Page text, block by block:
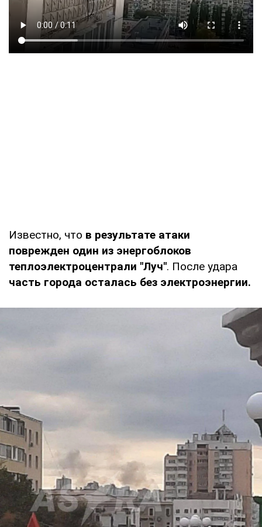
Известно, что в результате атаки
поврежден один из энергоблоков
теплоэлектроцентрали "Луч". После удара
часть города осталась без электроэнергии.